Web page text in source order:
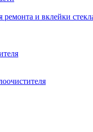
и вклейки